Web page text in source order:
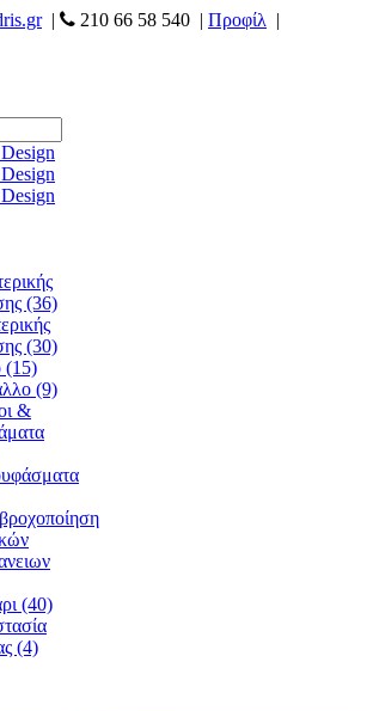
| 210 66 58 540 | Προφίλ |
(36)
(30)
(15)
(9)
&
(40)
(4)